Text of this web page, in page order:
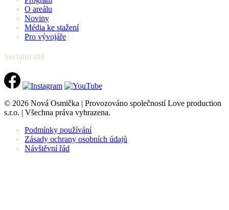
O areálu
Noviny
Média ke stažení
Pro vývojáře
Sociální sítě
© 2026 Nová Osmička | Provozováno společností Love production
s.r.o. | Všechna práva vyhrazena.
Podmínky používání
Zásady ochrany osobních údajů
Návštěvní řád